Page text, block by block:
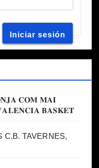
𝐂𝐎𝐌 𝐌𝐀𝐈
𝐁𝐀𝐒𝐊𝐄𝐓
C.B. TAVERNES,